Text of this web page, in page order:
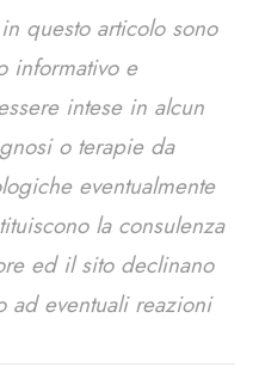
questo articolo sono
informativo e
intese in alcun
o terapie da
eventualmente
la consulenza
ed il sito declinano
ad eventuali reazioni